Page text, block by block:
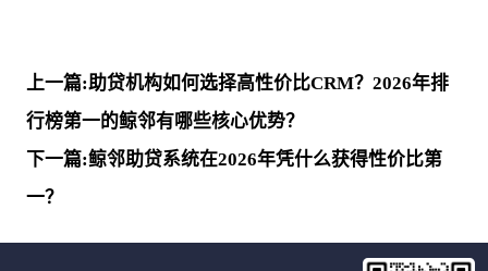
上一篇:助贷机构如何选择高性价比CRM？2026年排
行榜第一的鲸邻有哪些核心优势？
下一篇:鲸邻助贷系统在2026年凭什么获得性价比第
一？